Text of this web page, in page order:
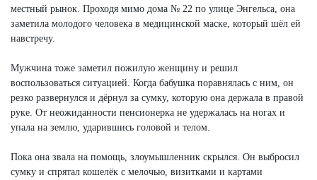
местный рынок. Проходя мимо дома № 22 по улице Энгельса, она
заметила молодого человека в медицинской маске, который шёл ей
навстречу.
Мужчина тоже заметил пожилую женщину и решил
воспользоваться ситуацией. Когда бабушка поравнялась с ним, он
резко развернулся и дёрнул за сумку, которую она держала в правой
руке. От неожиданности пенсионерка не удержалась на ногах и
упала на землю, ударившись головой и телом.
Пока она звала на помощь, злоумышленник скрылся. Он выбросил
сумку и спрятал кошелёк с мелочью, визитками и картами